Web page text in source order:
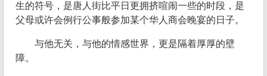
生的符号，是唐人街比平日更拥挤喧闹一些的时段，是
父母或许会例行公事般参加某个华人商会晚宴的日子。
与他无关，与他的情感世界，更是隔着厚厚的壁
障。